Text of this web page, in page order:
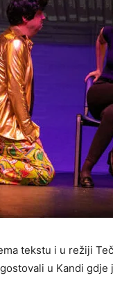
tekstu i u režiji
u Kandi